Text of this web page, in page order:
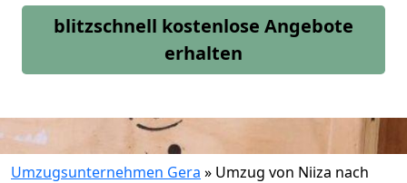
blitzschnell kostenlose Angebote
erhalten
Umzugsunternehmen Gera » Umzug von Niiza nach